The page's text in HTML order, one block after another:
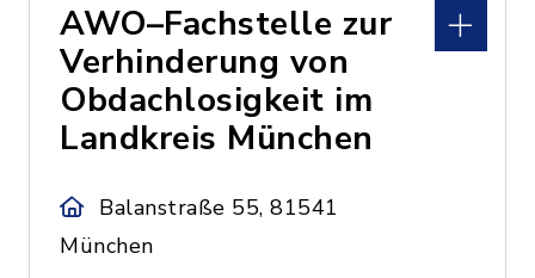
AWO–Fachstelle zur
Verhinderung von
Obdachlosigkeit im
Landkreis München
Balanstraße 55, 81541
München